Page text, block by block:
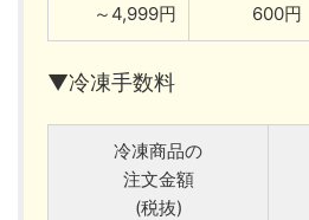
～4,999円 600円
▼冷凍手数料
冷凍商品の
注文金額
(税抜)